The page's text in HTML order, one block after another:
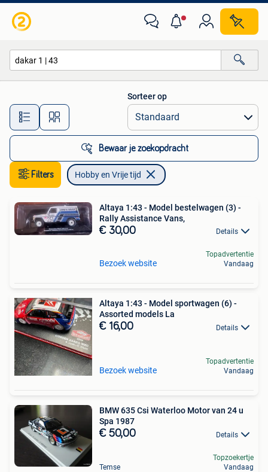
Alle afstanden…
Sorteer op
Bewaar je zoekopdracht
Filters Hobby en Vrije tijd
Altaya 1:43 - Model bestelwagen (3) -
Rally Assistance Vans,
€ 30,00 Details
Bezoek website
Topadvertentie
Vandaag
Altaya 1:43 - Model sportwagen (6) -
Assorted models La
€ 16,00 Details
Bezoek website
Topadvertentie
Vandaag
BMW 635 Csi Waterloo Motor van 24 u
Spa 1987
€ 50,00 Details
Temse
Topzoekertje
Vandaag